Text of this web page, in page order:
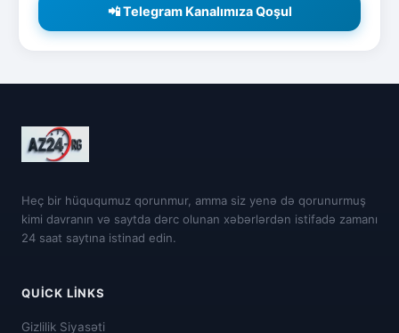
📲 Telegram Kanalımıza Qoşul
Heç bir hüququmuz qorunmur, amma siz yenə də qorunurmuş
kimi davranın və saytda dərc olunan xəbərlərdən istifadə zamanı
24 saat saytına istinad edin.
QUICK LINKS
Gizlilik Siyasəti